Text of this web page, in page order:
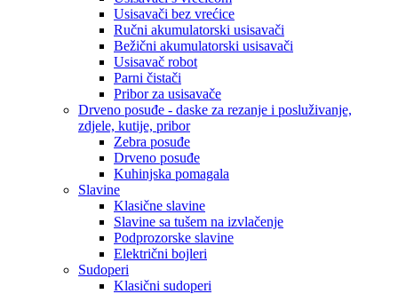
Usisavači bez vrećice
Ručni akumulatorski usisavači
Bežični akumulatorski usisavači
Usisavač robot
Parni čistači
Pribor za usisavače
Drveno posuđe - daske za rezanje i posluživanje,
zdjele, kutije, pribor
Zebra posuđe
Drveno posuđe
Kuhinjska pomagala
Slavine
Klasične slavine
Slavine sa tušem na izvlačenje
Podprozorske slavine
Električni bojleri
Sudoperi
Klasični sudoperi